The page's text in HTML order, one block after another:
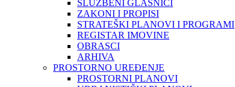
SLUŽBENI GLASNICI
ZAKONI I PROPISI
STRATEŠKI PLANOVI I PROGRAMI
REGISTAR IMOVINE
OBRASCI
ARHIVA
PROSTORNO UREĐENJE
PROSTORNI PLANOVI